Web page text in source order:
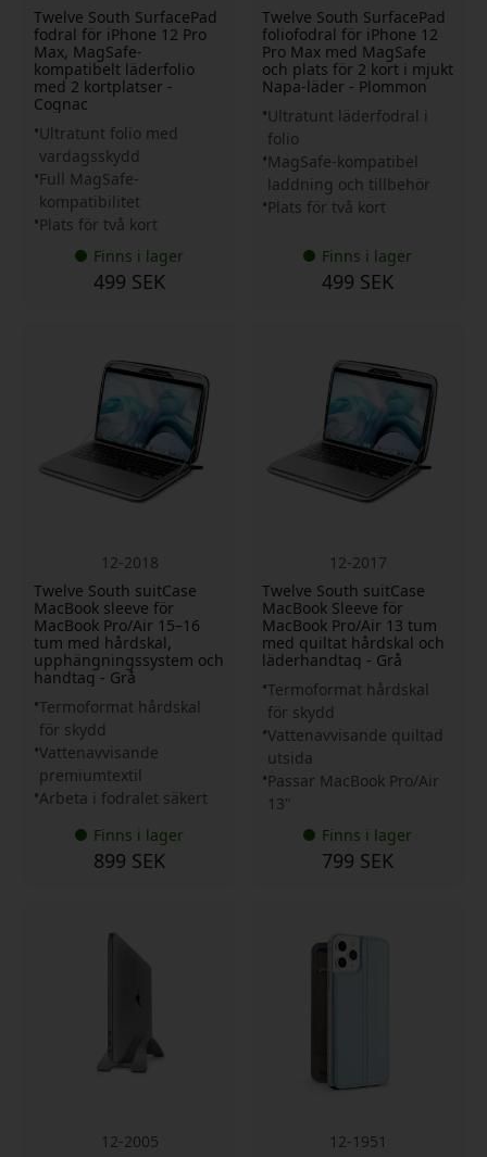
Twelve South SurfacePad
fodral för iPhone 12 Pro
Max, MagSafe-
kompatibelt läderfolio
med 2 kortplatser -
Cognac
Ultratunt folio med
vardagsskydd
Full MagSafe-
kompatibilitet
Plats för två kort
Finns i lager
499 SEK
Twelve South SurfacePad
foliofodral för iPhone 12
Pro Max med MagSafe
och plats för 2 kort i mjukt
Napa-läder - Plommon
Ultratunt läderfodral i
folio
MagSafe-kompatibel
laddning och tillbehör
Plats för två kort
Finns i lager
499 SEK
12-2018
Twelve South suitCase
MacBook sleeve för
MacBook Pro/Air 15–16
tum med hårdskal,
upphängningssystem och
handtag - Grå
Termoformat hårdskal
för skydd
Vattenavvisande
premiumtextil
Arbeta i fodralet säkert
Finns i lager
899 SEK
12-2017
Twelve South suitCase
MacBook Sleeve för
MacBook Pro/Air 13 tum
med quiltat hårdskal och
läderhandtag - Grå
Termoformat hårdskal
för skydd
Vattenavvisande quiltad
utsida
Passar MacBook Pro/Air
13"
Finns i lager
799 SEK
12-2005
12-1951